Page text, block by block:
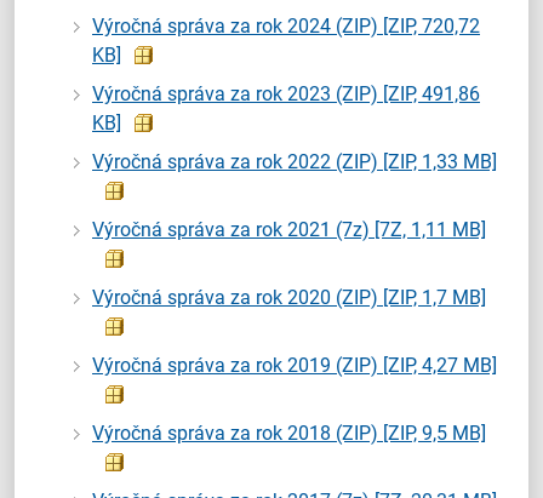
Výročná správa za rok 2024 (ZIP) [ZIP, 720,72
KB]
Výročná správa za rok 2023 (ZIP) [ZIP, 491,86
KB]
Výročná správa za rok 2022 (ZIP) [ZIP, 1,33 MB]
Výročná správa za rok 2021 (7z) [7Z, 1,11 MB]
Výročná správa za rok 2020 (ZIP) [ZIP, 1,7 MB]
Výročná správa za rok 2019 (ZIP) [ZIP, 4,27 MB]
Výročná správa za rok 2018 (ZIP) [ZIP, 9,5 MB]